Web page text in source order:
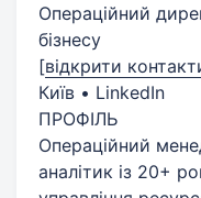
Операційний
бізнесу
[відкрити
Київ • LinkedIn
ПРОФІЛЬ
Операційний
аналітик із 20+